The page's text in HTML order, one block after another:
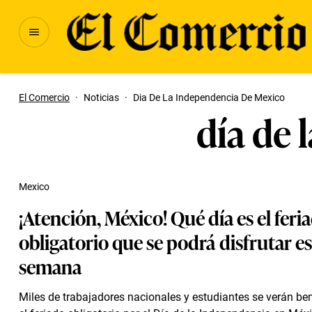
El Comercio · Noticias · Dia De La Independencia De Mexico
día de
¡Atención, México! Qué día es el
obligatorio que se podrá disfrutar
semana
Miles de trabajadores nacionales y estudiantes se verán
Mexico